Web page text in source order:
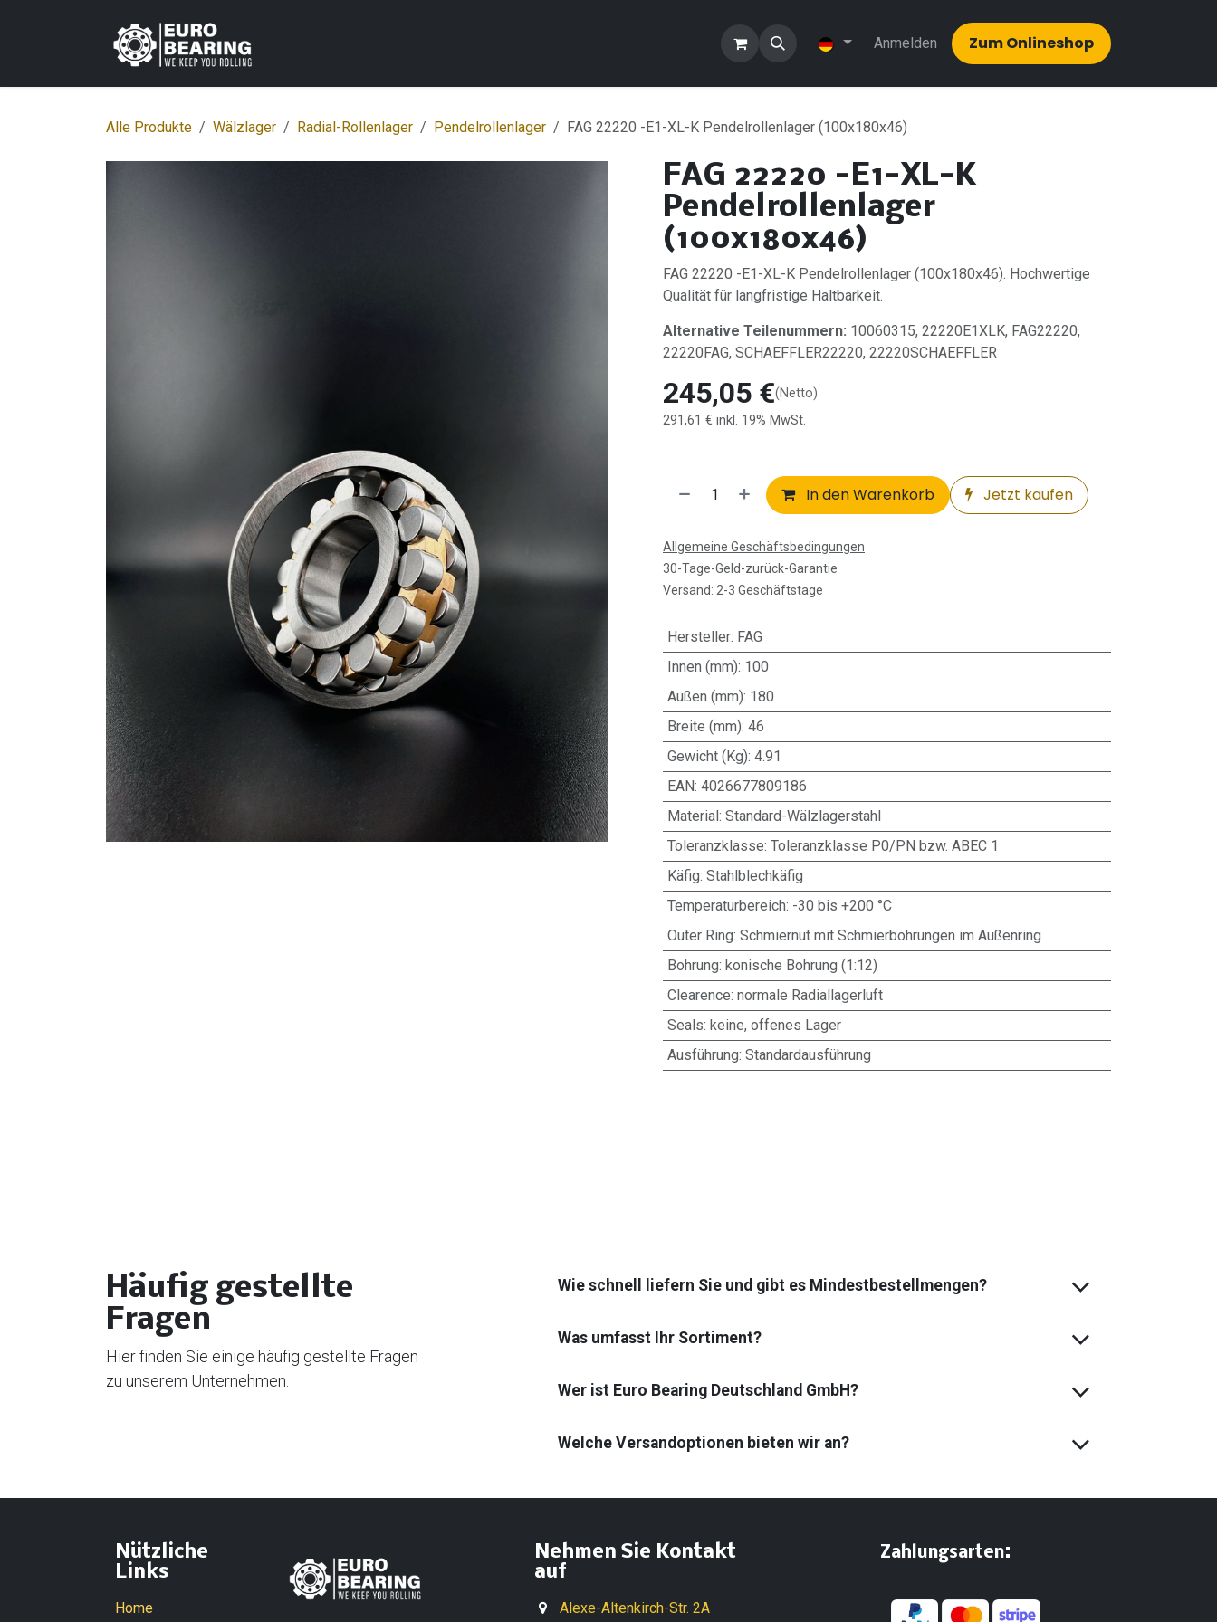
Anmelden Zum Onlinesh​​op
Alle Produkte Wälzlager Radial-Rollenlager Pendelrollenlager FAG 22220 -E1-XL-K Pendelrollenlager (100x180x46)
FAG 22220 -E1-XL-K
Pendelrollenlager
(100x180x46)
FAG 22220 -E1-XL-K Pendelrollenlager (100x180x46). Hochwertige
Qualität für langfristige Haltbarkeit.
Alternative Teilenummern: 10060315, 22220E1XLK, FAG22220,
22220FAG, SCHAEFFLER22220, 22220SCHAEFFLER
245,05 €(Netto)
291,61 € inkl. 19% MwSt.
In den Warenkorb Jetzt kaufen
Allgemeine Geschäftsbedingungen
30-Tage-Geld-zurück-Garantie
Versand: 2-3 Geschäftstage
Hersteller: FAG
Innen (mm): 100
Außen (mm): 180
Breite (mm): 46
Gewicht (Kg): 4.91
EAN: 4026677809186
Material: Standard-Wälzlagerstahl
Toleranzklasse: Toleranzklasse P0/PN bzw. ABEC 1
Käfig: Stahlblechkäfig
Temperaturbereich: -30 bis +200 °C
Outer Ring: Schmiernut mit Schmierbohrungen im Außenring
Bohrung: konische Bohrung (1:12)
Clearence: normale Radiallagerluft
Seals: keine, offenes Lager
Ausführung: Standardausführung
Häufig gestellte
Fragen
Hier finden Sie einige häufig gestellte Fragen
zu unserem Unternehmen.
Wie schnell liefern Sie und gibt es Mindest­bestell­mengen?
Was umfasst Ihr Sortiment?
Wer ist Euro Bearing Deutschland GmbH?
Welche Versandoptionen bieten wir an?
Nützliche
Links
Home
Nehmen Sie Kontakt
auf
Alexe-Altenkirch-Str. 2A
​Zahlungsarten: